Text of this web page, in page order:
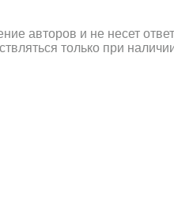
авторов и не несет
только при